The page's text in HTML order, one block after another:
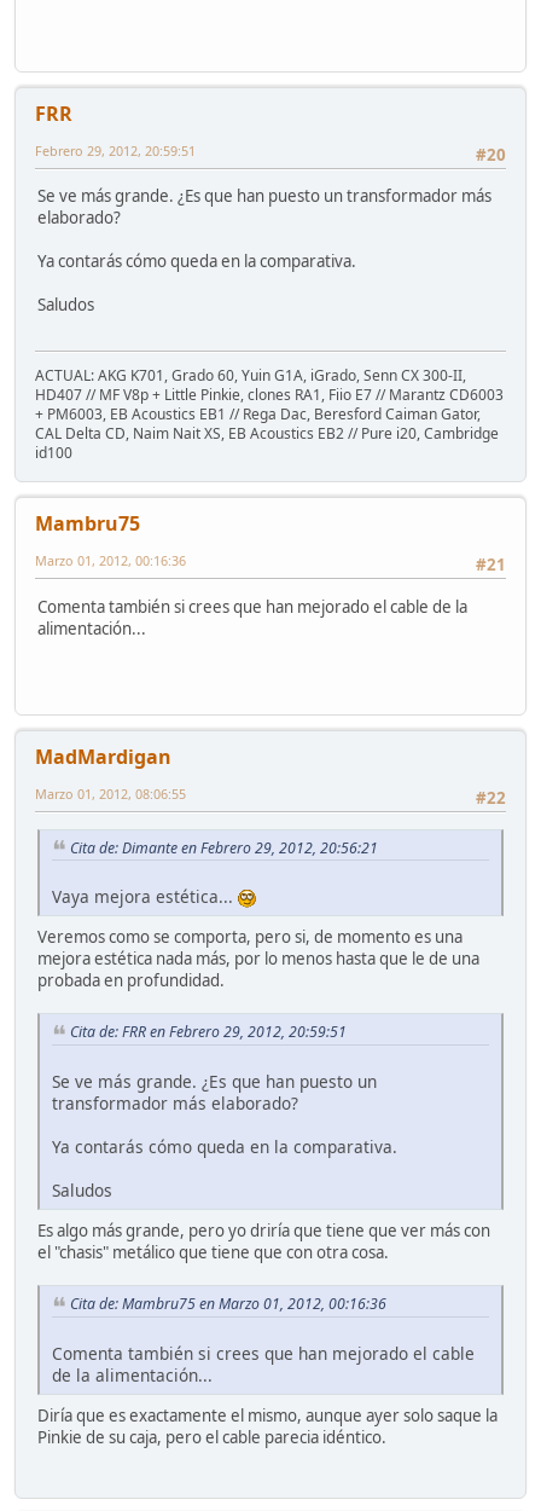
FRR
#20
Febrero 29, 2012, 20:59:51
Se ve más grande. ¿Es que han puesto un transformador más
elaborado?
Ya contarás cómo queda en la comparativa.
Saludos
ACTUAL: AKG K701, Grado 60, Yuin G1A, iGrado, Senn CX 300-II,
HD407 // MF V8p + Little Pinkie, clones RA1, Fiio E7 // Marantz CD6003
+ PM6003, EB Acoustics EB1 // Rega Dac, Beresford Caiman Gator,
CAL Delta CD, Naim Nait XS, EB Acoustics EB2 // Pure i20, Cambridge
id100
Mambru75
#21
Marzo 01, 2012, 00:16:36
Comenta también si crees que han mejorado el cable de la
alimentación...
MadMardigan
#22
Marzo 01, 2012, 08:06:55
Cita de: Dimante en Febrero 29, 2012, 20:56:21
Vaya mejora estética...
Veremos como se comporta, pero si, de momento es una
mejora estética nada más, por lo menos hasta que le de una
probada en profundidad.
Cita de: FRR en Febrero 29, 2012, 20:59:51
Se ve más grande. ¿Es que han puesto un
transformador más elaborado?
Ya contarás cómo queda en la comparativa.
Saludos
Es algo más grande, pero yo driría que tiene que ver más con
el "chasis" metálico que tiene que con otra cosa.
Cita de: Mambru75 en Marzo 01, 2012, 00:16:36
Comenta también si crees que han mejorado el cable
de la alimentación...
Diría que es exactamente el mismo, aunque ayer solo saque la
Pinkie de su caja, pero el cable parecia idéntico.